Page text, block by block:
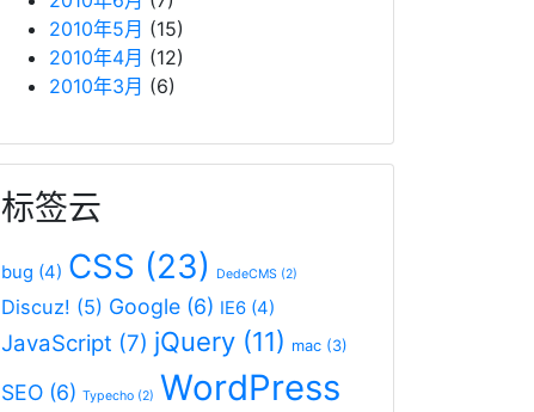
2010年5月 (15)
2010年4月 (12)
2010年3月 (6)
标签云
bug (4) CSS (23) DedeCMS (2)
Discuz! (5) Google (6) IE6 (4)
JavaScript (7) jQuery (11) mac (3)
SEO (6) Typecho (2) WordPress